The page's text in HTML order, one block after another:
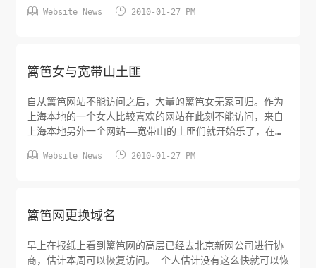
 Website News  2010-01-27 PM
篱笆女与宽带山土匪
自从篱笆网站不能访问之后，大量的篱笆女无家可归。作为
上海本地的一个女人比较喜欢的网站在此刻不能访问，来自
上海本地另外一个网站——宽带山的土匪们就开始乐了，在宽
山和土匪的起源：宽带山，源起于当初有一宽带上网用户，
宽带山的PCHOME也为宽带山开启了二级域名
 Website News  2010-01-27 PM
篱笆网更换域名
早上在报纸上看到篱笆网的高层已经去北京新网公司进行协
商，估计本周可以恢复访问。 个人估计没有这么快就可以恢